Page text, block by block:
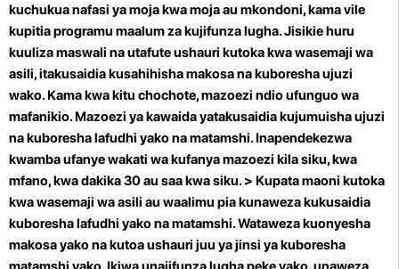
kuchukua nafasi ya moja kwa moja au mkondoni, kama vile
kupitia programu maalum za kujifunza lugha. Jisikie huru
kuuliza maswali na utafute ushauri kutoka kwa wasemaji wa
asili, itakusaidia kusahihisha makosa na kuboresha ujuzi
wako.Kama kwa kitu chochote, mazoezi ndio ufunguo wa
mafanikio. Mazoezi ya kawaida yatakusaidia kujumuisha ujuzi
na kuboresha lafudhi yako na matamshi. Inapendekezwa
kwamba ufanye wakati wa kufanya mazoezi kila siku, kwa
mfano, kwa dakika 30 au saa kwa siku. > Kupata maoni kutoka
kwa wasemaji wa asili au waalimu pia kunaweza kukusaidia
kuboresha lafudhi yako na matamshi. Wataweza kuonyesha
makosa yako na kutoa ushauri juu ya jinsi ya kuboresha